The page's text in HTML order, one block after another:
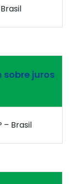
sobre juros
– Brasil